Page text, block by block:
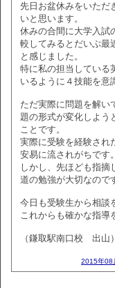
先日お盆休みをいただ
いと思います。
休みの合間に大学入試
較してみるとだいぶ最
と感じました。
特に私の担当している
いるように４技能を意
ただ実際に問題を解い
題の形式が変化しよう
ことです。
実際に受験を経験され
安易に流されがちです。
しかし、先ほども指摘
道の勉強が大切なので
今日も受験生から相談
これからも確かな指導
（鎌取駅南口校 出山）
2015年08